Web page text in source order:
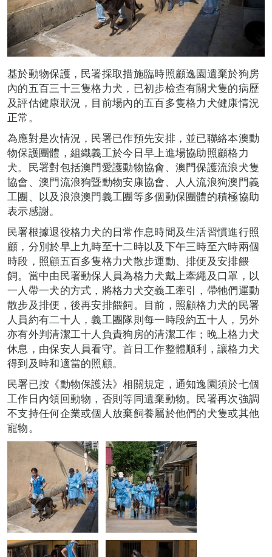
基於動物保護，民署採取措施臨時照顧逸園遺棄於狗房
內的五百三十三隻格力犬，已初步檢查有關犬隻的病歷
及評估健康狀況，目前場內的五百多隻格力犬健康情況
正常。
為應對是次情況，民署已作預先安排，並已聯絡本澳動
物保護團體，組織義工於今日早上進場協助照顧格力
犬。民署對包括澳門愛護動物協會、澳門保護流浪犬隻
協會、澳門流浪狗暨動物安康協會、人人流浪狗澳門義
工團、以及浪浪澳門義工團等多個動保團體的積極協助
表示感謝。
民署根據退役格力犬的日常作息時間及生活習慣進行照
顧，分別於早上九時至十二時以及下午三時至六時兩個
時段，照顧五百多隻格力犬散步運動、排便及安排餵
飼。當中由民署動保人員為格力犬戴上牽繩及口罩，以
一人帶一犬的方式，將格力犬交義工牽引，帶牠們運動
散步及排便，後再安排餵飼。目前，照顧格力犬的民署
人員約有二十人，義工團隊則每一時段約五十人，另外
亦有外判清潔工十人負責狗房的清潔工作；晚上格力犬
休息，由保安人員看守。首日工作整體順利，讓格力犬
得到及時和適當的照顧。
民署已按《動物保護法》相關規定，通知逸園須於七個
工作日內領回動物，否則等同遺棄動物。民署再次強調
不支持任何企業或個人放棄飼養屬於他們的犬隻或其他
寵物。